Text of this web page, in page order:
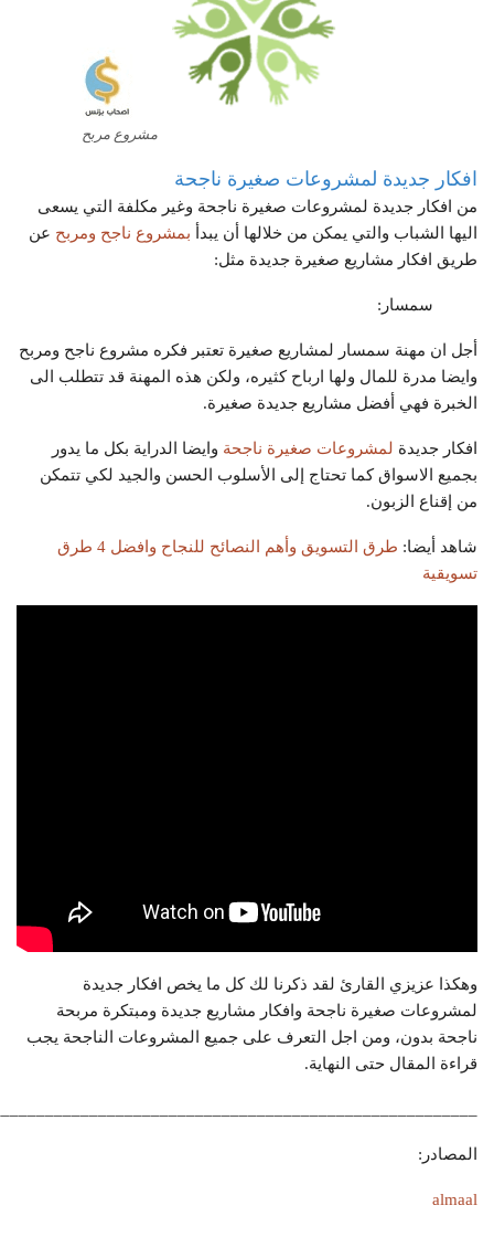
مشروع مربح
افكار جديدة لمشروعات صغيرة ناجحة
من افكار جديدة لمشروعات صغيرة ناجحة وغير مكلفة التي يسعى
اليها الشباب والتي يمكن من خلالها أن يبدأ بمشروع ناجح ومربح عن
طريق افكار مشاريع صغيرة جديدة مثل:
سمسار:
أجل ان مهنة سمسار لمشاريع صغيرة تعتبر فكره مشروع ناجح ومربح
وايضا مدرة للمال ولها ارباح كثيره، ولكن هذه المهنة قد تتطلب الى
الخبرة فهي أفضل مشاريع جديدة صغيرة.
افكار جديدة لمشروعات صغيرة ناجحة وايضا الدراية بكل ما يدور
بجميع الاسواق كما تحتاج إلى الأسلوب الحسن والجيد لكي تتمكن
من إقناع الزبون.
شاهد أيضا:
طرق التسويق وأهم النصائح للنجاح وافضل 4 طرق
تسويقية
وهكذا عزيزي القارئ لقد ذكرنا لك كل ما يخص افكار جديدة
لمشروعات صغيرة ناجحة وافكار مشاريع جديدة ومبتكرة مربحة
ناجحة بدون، ومن اجل التعرف على جميع المشروعات الناجحة يجب
قراءة المقال حتى النهاية.
المصادر:
almaal